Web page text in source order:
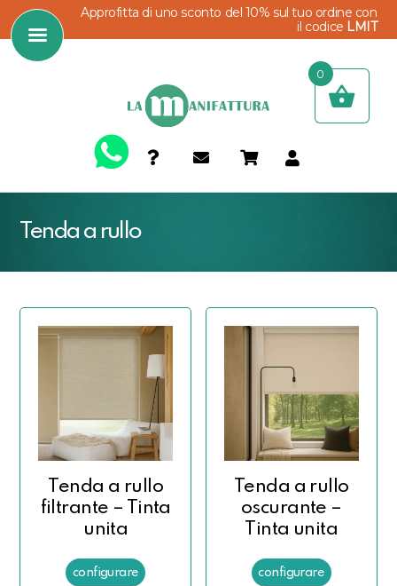
Approfitta di uno sconto del 10% sul tuo ordine con
il codice LMIT
Tenda a rullo
Tenda a rullo
filtrante – Tinta
unita
Tenda a rullo
oscurante –
Tinta unita
0